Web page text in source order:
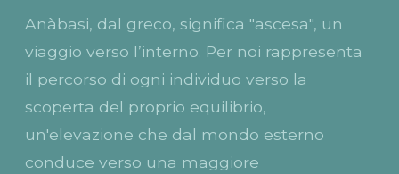
Anàbasi, dal greco, significa "ascesa", un
viaggio verso l’interno. Per noi rappresenta
il percorso di ogni individuo verso la
scoperta del proprio equilibrio,
un'elevazione che dal mondo esterno
conduce verso una maggiore